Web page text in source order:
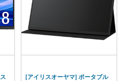
[アイリスオーヤマ] ポータブル